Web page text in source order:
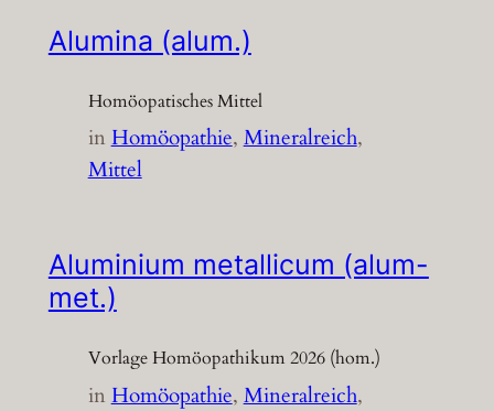
Alumina (alum.)
Homöopatisches Mittel
inHomöopathie, Mineralreich
Mittel
Aluminium metallicum (alum-
met.)
Vorlage Homöopathikum 2026 (hom.)
inHomöopathie, Mineralreich